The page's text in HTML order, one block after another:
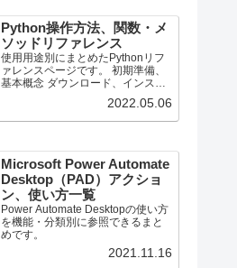
Python操作方法、関数・メ
ソッドリファレンス
使用用途別にまとめたPythonリフ
ァレンスページです。 初期準備、
基本概念 ダウンロード、インスト
ール、起動 ShellとEditor、保存、
実行 保存したPythonの起動 コメン
ト、docstring、行またぎ コメン
2022.05.06
Microsoft Power Automate
Desktop（PAD）アクショ
ン、使い方一覧
Power Automate Desktopの使い方
を機能・分類別に参照できるまと
めです。
2021.11.16